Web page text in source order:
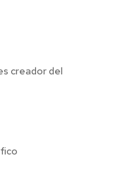
creador del